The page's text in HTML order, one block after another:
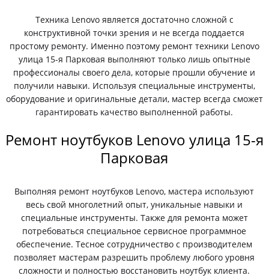
Техника Lenovo является достаточно сложной с
конструктивной точки зрения и не всегда поддается
простому ремонту. Именно поэтому ремонт техники Lenovo
улица 15-я Парковая выполняют только лишь опытные
профессионалы своего дела, которые прошли обучение и
получили навыки. Используя специальные инструменты,
оборудование и оригинальные детали, мастер всегда сможет
гарантировать качество выполненной работы.
Ремонт ноутбуков Lenovo улица 15-я
Парковая
Выполняя ремонт ноутбуков Lenovo, мастера используют
весь свой многолетний опыт, уникальные навыки и
специальные инструменты. Также для ремонта может
потребоваться специальное сервисное программное
обеспечение. Тесное сотрудничество с производителем
позволяет мастерам разрешить проблему любого уровня
сложности и полностью восстановить ноутбук клиента.